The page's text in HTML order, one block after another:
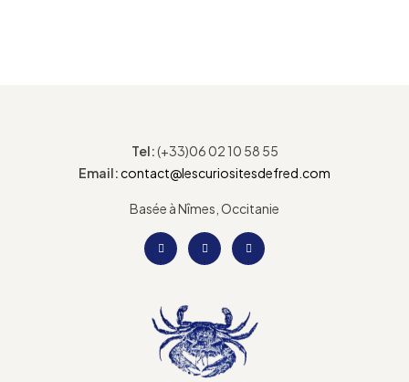
Tel:(+33)06 02 10 58 55
Email:contact@lescuriositesdefred.com
Basée à Nîmes, Occitanie